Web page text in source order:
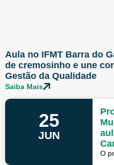
Aula no IFMT Barra do
de cremosinho e une
Gestão da Qualidade
Saiba Mais
25
JUN
O